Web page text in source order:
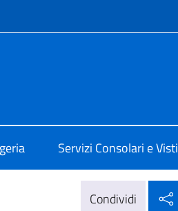
Servizi Consolari e Visti
Condividi